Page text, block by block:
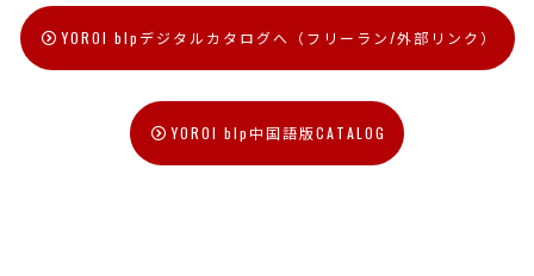
YOROI blpデジタルカタログへ（フリーラン/外部リンク）
YOROI blp中国語版CATALOG